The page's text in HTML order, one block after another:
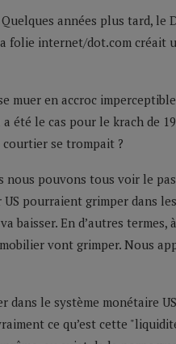
années plus tard, le
folie internet/dot.com créait
muer en accroc
été le cas pour le krach de
courtier se trompait ?
nous pouvons tous voir le
pourraient grimper dans
baisser. En d’autres termes,
vont grimper. Nous
dans le système monétaire
ce qu’est cette